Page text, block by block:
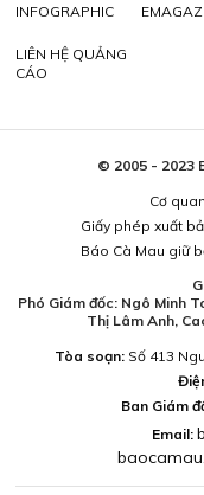
INFOGRAPHIC
LIÊN HỆ QUẢNG
CÁO
© 2005 - 2023
Cơ
Giấy phép xuất
Báo Cà Mau giữ
Phó Giám đốc: Ngô Minh
Thị Lâm Anh,
Tòa soạn:Số 413
Ban Giám
Email: